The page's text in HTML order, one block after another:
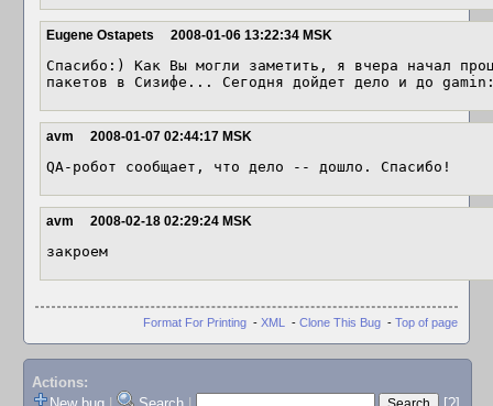
Eugene Ostapets 2008-01-06 13:22:34 MSK
Спасибо:) Как Вы могли заметить, я вчера начал
пакетов в Сизифе... Сегодня дойдет дело и до
avm 2008-01-07 02:44:17 MSK
QA-робот сообщает, что дело -- дошло. Спасибо!
avm 2008-02-18 02:29:24 MSK
закроем
Format For Printing - XML - Clone This Bug - Top of page
Actions: